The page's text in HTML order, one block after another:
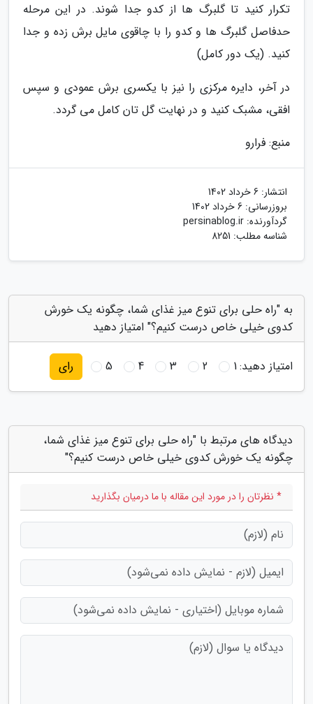
تکرار کنید تا گلبرگ ها از کدو جدا شوند. در این مرحله
حدفاصل گلبرگ ها و کدو را با چاقوی مایل برش زده و جدا
کنید. (یک دور کامل)
در آخر، دایره مرکزی را نیز با یکسری برش عمودی و سپس
افقی، مشبک کنید و در نهایت گل تان کامل می گردد.
منبع: فرارو
انتشار: 6 خرداد 1402
بروزرسانی: 6 خرداد 1402
گردآورنده: persinablog.ir
شناسه مطلب: 8251
به "راه حلی برای تنوع میز غذای شما، چگونه یک خورش
کدوی خیلی خاص درست کنیم؟" امتیاز دهید
امتیاز دهید:1
2
3
4
5 رای
دیدگاه های مرتبط با "راه حلی برای تنوع میز غذای شما،
چگونه یک خورش کدوی خیلی خاص درست کنیم؟"
* نظرتان را در مورد این مقاله با ما درمیان بگذارید